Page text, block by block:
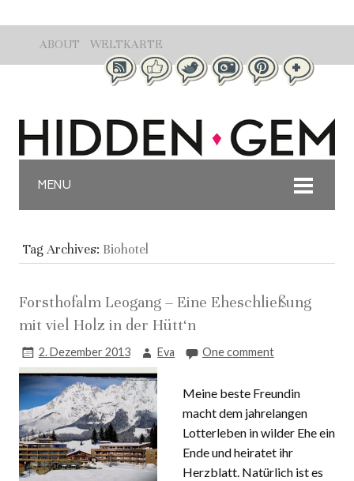
ABOUT WELTKARTE
MENU
Tag Archives: Biohotel
Forsthofalm Leogang – Eine Eheschließung
mit viel Holz in der Hütt‘n
2. Dezember 2013 Eva One comment
Meine beste Freundin
macht dem jahrelangen
Lotterleben in wilder Ehe ein
Ende und heiratet ihr
Herzblatt. Natürlich ist es